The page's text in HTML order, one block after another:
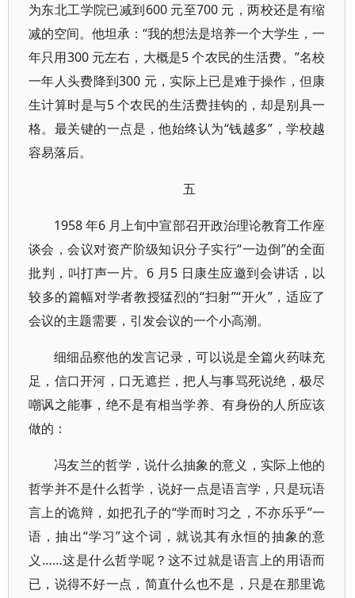
为东北工学院已减到600 元至700 元，两校还是有缩
减的空间。他坦承：“我的想法是培养一个大学生，一
年只用300 元左右，大概是5 个农民的生活费。”名校
一年人头费降到300 元，实际上已是难于操作，但康
生计算时是与5 个农民的生活费挂钩的，却是别具一
格。最关键的一点是，他始终认为“钱越多”，学校越
容易落后。
五
1958 年6 月上旬中宣部召开政治理论教育工作座
谈会，会议对资产阶级知识分子实行“一边倒”的全面
批判，叫打声一片。6 月5 日康生应邀到会讲话，以
较多的篇幅对学者教授猛烈的“扫射”“开火”，适应了
会议的主题需要，引发会议的一个小高潮。
细细品察他的发言记录，可以说是全篇火药味充
足，信口开河，口无遮拦，把人与事骂死说绝，极尽
嘲讽之能事，绝不是有相当学养、有身份的人所应该
做的：
冯友兰的哲学，说什么抽象的意义，实际上他的
哲学并不是什么哲学，说好一点是语言学，只是玩语
言上的诡辩，如把孔子的“学而时习之，不亦乐乎”一
语，抽出“学习”这个词，就说其有永恒的抽象的意
义……这是什么哲学呢？这不过就是语言上的用语而
已，说得不好一点，简直什么也不是，只是在那里诡